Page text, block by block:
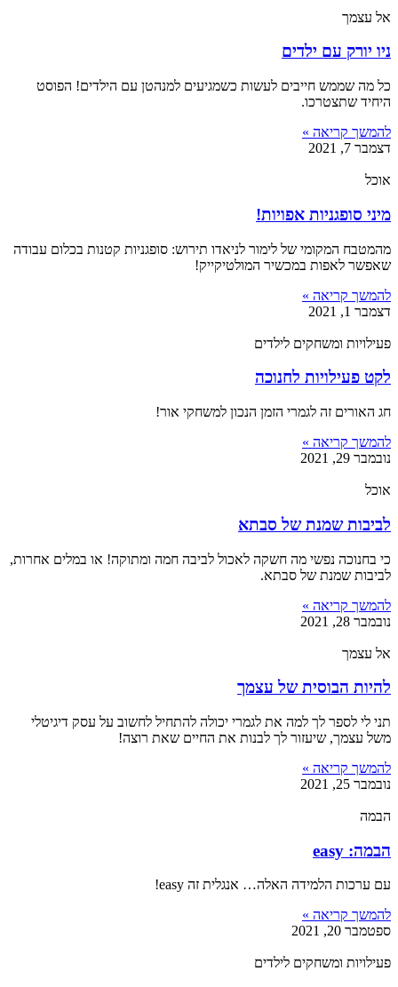
אל עצמך
ניו יורק עם ילדים
כל מה שממש חייבים לעשות כשמגיעים למנהטן עם הילדים! הפוסט
היחיד שתצטרכו.
להמשך קריאה »
דצמבר 7, 2021
אוכל
מיני סופגניות אפויות!
מהמטבח המקומי של לימור לניאדו תירוש: סופגניות קטנות בכלום עבודה
שאפשר לאפות במכשיר המולטיקייק!
להמשך קריאה »
דצמבר 1, 2021
פעילויות ומשחקים לילדים
לקט פעילויות לחנוכה
חג האורים זה לגמרי הזמן הנכון למשחקי אור!
להמשך קריאה »
נובמבר 29, 2021
אוכל
לביבות שמנת של סבתא
כי בחנוכה נפשי מה חשקה לאכול לביבה חמה ומתוקה! או במלים אחרות,
לביבות שמנת של סבתא.
להמשך קריאה »
נובמבר 28, 2021
אל עצמך
להיות הבוסית של עצמך
תני לי לספר לך למה את לגמרי יכולה להתחיל לחשוב על עסק דיגיטלי
משל עצמך, שיעזור לך לבנות את החיים שאת רוצה!
להמשך קריאה »
נובמבר 25, 2021
הבמה
הבמה: easy
עם ערכות הלמידה האלה… אנגלית זה easy!
להמשך קריאה »
ספטמבר 20, 2021
פעילויות ומשחקים לילדים